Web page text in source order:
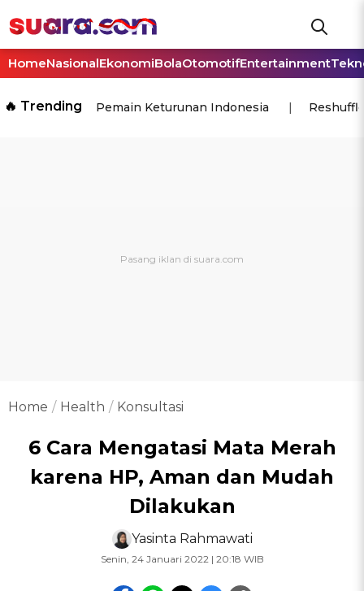
HomeNasionalEkonomiBolaOtomotifEntertainment
🔥 Trending Pemain Keturunan Indonesia
Home Health Konsultasi
6 Cara Mengatasi Mata Merah
karena HP, Aman dan Mudah
Dilakukan
Yasinta Rahmawati
Senin, 24 Januari 2022 | 20:18 WIB